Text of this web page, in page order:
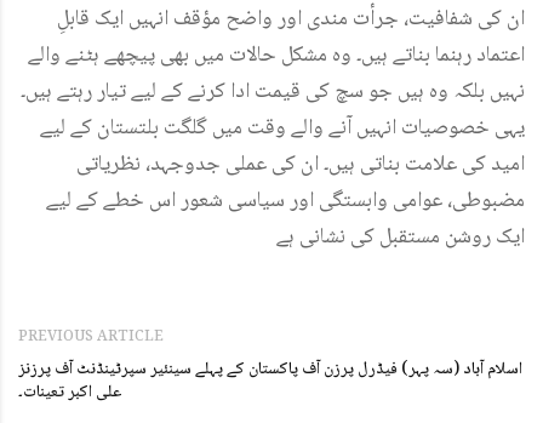
ان کی شفافیت، جرأت مندی اور واضح مؤقف انہیں ایک قابلِ
اعتماد رہنما بناتے ہیں۔ وہ مشکل حالات میں بھی پیچھے ہٹنے والے
نہیں بلکہ وہ ہیں جو سچ کی قیمت ادا کرنے کے لیے تیار رہتے ہیں۔
یہی خصوصیات انہیں آنے والے وقت میں گلگت بلتستان کے لیے
امید کی علامت بناتی ہیں۔ ان کی عملی جدوجہد، نظریاتی
مضبوطی، عوامی وابستگی اور سیاسی شعور اس خطے کے لیے
ایک روشن مستقبل کی نشانی ہے
PREVIOUS ARTICLE
اسلام آباد (سہ پہر) فیڈرل پرزن آف پاکستان کے پہلے سینئیر سپرٹینڈنٹ آف پرزنز
علی اکبر تعینات۔